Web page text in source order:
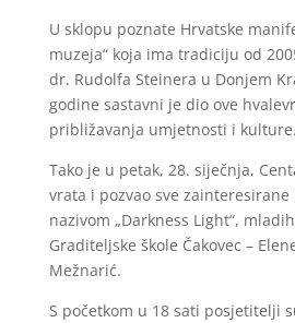
U sklopu poznate Hrvatske
muzeja“ koja ima tradiciju od
dr. Rudolfa Steinera u Donjem
godine sastavni je dio ove
približavanja umjetnosti i kulture.
Tako je u petak, 28. siječnja,
vrata i pozvao sve
nazivom „Darkness Light“,
Graditeljske škole Čakovec –
Mežnarić.
S početkom u 18 sati posjetitelji